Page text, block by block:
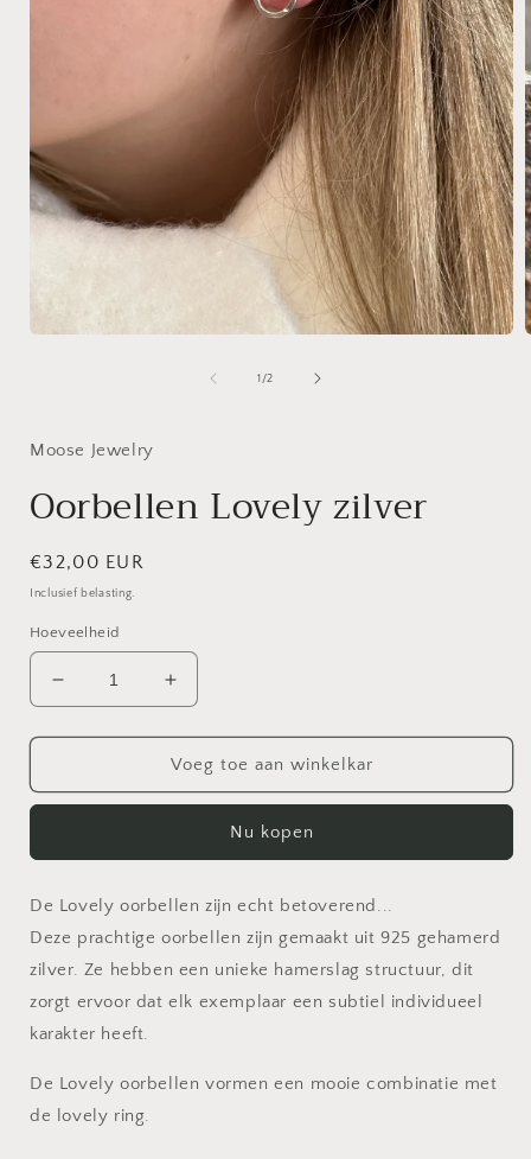
1 /van
2
Moose Jewelry
Oorbellen Lovely zilver
Normale
prijs
€32,00 EUR
Inclusief belasting.
Hoeveelheid
Aantal
verlagen
voor
Lovely
Aantal
verhogen
voor
Oorbellen
Lovely
Voeg toe aan winkelkar
Nu kopen
De Lovely oorbellen zijn echt betoverend...
Deze prachtige oorbellen zijn gemaakt uit 925 gehamerd
zilver. Ze hebben een unieke hamerslag structuur, dit
zorgt ervoor dat elk exemplaar een subtiel individueel
karakter heeft.
De Lovely oorbellen vormen een mooie combinatie met
de lovely ring.